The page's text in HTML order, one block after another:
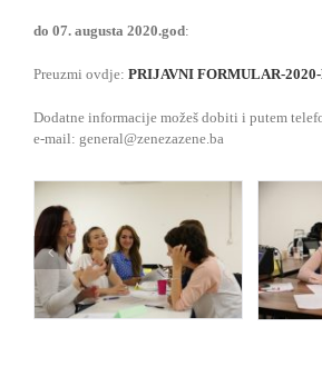
do 07. augusta 2020.god:
Preuzmi ovdje: PRIJAVNI FORMULAR-
Dodatne informacije možeš dobiti i putem
e-mail: general@zenezazene.ba